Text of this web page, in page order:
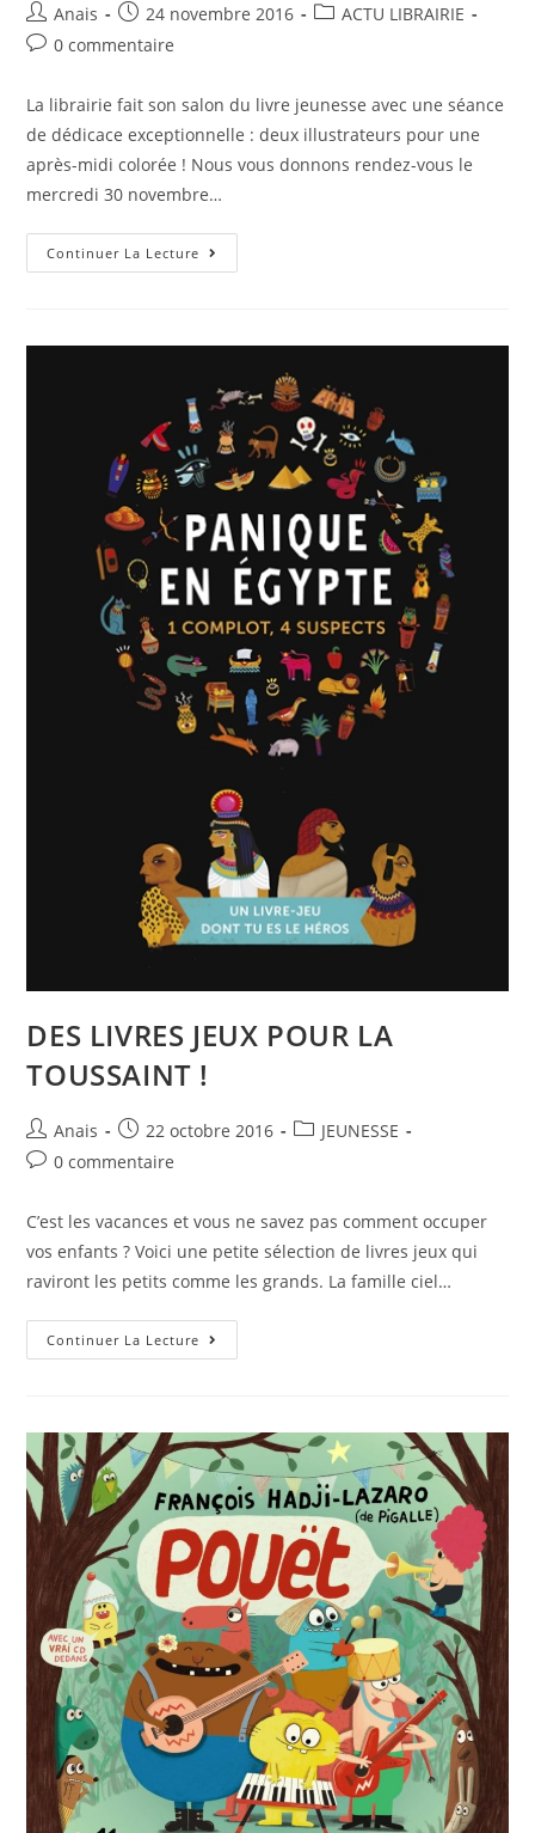
Anais 24 novembre 2016
ACTU LIBRAIRIE
0 commentaire
La librairie fait son salon du livre jeunesse avec une séance
de dédicace exceptionnelle : deux illustrateurs pour une
après-midi colorée ! Nous vous donnons rendez-vous le
mercredi 30 novembre…
Continuer La Lecture
DES LIVRES JEUX POUR LA
TOUSSAINT !
Anais 22 octobre 2016
JEUNESSE
0 commentaire
C’est les vacances et vous ne savez pas comment occuper
vos enfants ? Voici une petite sélection de livres jeux qui
raviront les petits comme les grands. La famille ciel…
Continuer La Lecture